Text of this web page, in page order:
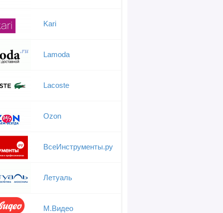
Kari
Lamoda
Lacoste
Ozon
ВсеИнструменты.ру
Летуаль
М.Видео